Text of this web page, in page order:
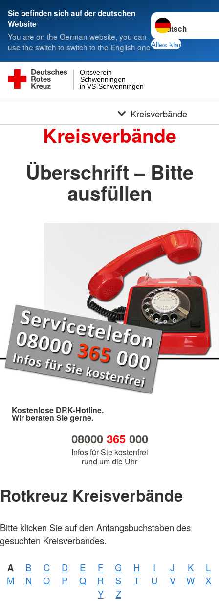
Sie befinden sich auf der deutschen
Website
You are on the German website, you can
use the switch to switch to the English one
Sprache wechseln
Alles klar
in VS-Schwenningen
Schwenningen
Ortsverein
Kreisverbände
Kreisverbände
Überschrift – Bitte
ausfüllen
Kostenlose DRK-Hotline.
Wir beraten Sie gerne.
08000 365000
Infos für Sie kostenfrei
rund um die Uhr
Rotkreuz Kreisverbände
Bitte klicken Sie auf den Anfangsbuchstaben des
gesuchten Kreisverbandes.
A B C D E F G H I J K
L
M
N O P Q R S T U V W
X
Y
Z